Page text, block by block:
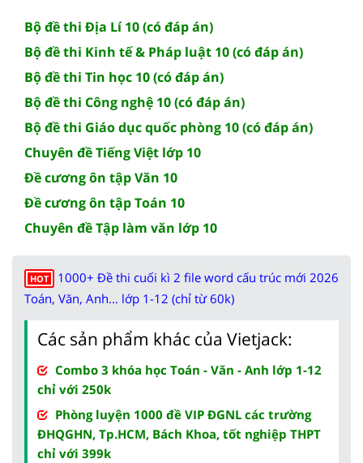
Bộ đề thi Địa Lí 10 (có đáp án)
Bộ đề thi Kinh tế & Pháp luật 10 (có đáp án)
Bộ đề thi Tin học 10 (có đáp án)
Bộ đề thi Công nghệ 10 (có đáp án)
Bộ đề thi Giáo dục quốc phòng 10 (có đáp án)
Chuyên đề Tiếng Việt lớp 10
Đề cương ôn tập Văn 10
Đề cương ôn tập Toán 10
Chuyên đề Tập làm văn lớp 10
HOT
1000+ Đề thi cuối kì 2 file word cấu trúc mới 2026
Toán, Văn, Anh... lớp 1-12 (chỉ từ 60k)
Các sản phẩm khác của Vietjack:
Combo 3 khóa học Toán - Văn - Anh lớp 1-12
chỉ với 250k
Phòng luyện 1000 đề VIP ĐGNL các trường
ĐHQGHN, Tp.HCM, Bách Khoa, tốt nghiệp THPT
chỉ với 399k